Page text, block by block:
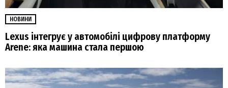
НОВИНИ
Lexus інтегрує у автомобілі цифрову платформу
Arene: яка машина стала першою